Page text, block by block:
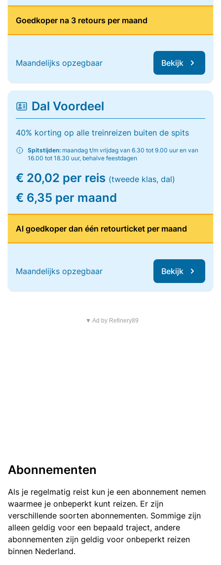
Goedkoper na 3 retours per maand
Maandelijks opzegbaar Bekijk
Dal Voordeel
40% korting op alle treinreizen buiten de spits
Spitstijden: maandag t/m vrijdag van 6.30 tot 9.00 uur en van
16.00 tot 18.30 uur, behalve feestdagen
€ 20,02 per reis (tweede klas, dal)
€ 6,35 per maand
Al goedkoper dan één retourticket per maand
Maandelijks opzegbaar Bekijk
▼ Ad by Refinery89
Abonnementen
Als je regelmatig reist kun je een abonnement nemen
waarmee je onbeperkt kunt reizen. Er zijn
verschillende soorten abonnementen. Sommige zijn
alleen geldig voor een bepaald traject, andere
abonnementen zijn geldig voor onbeperkt reizen
binnen Nederland.